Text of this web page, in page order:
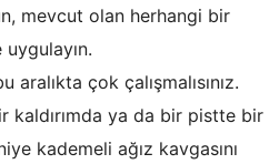
mevcut olan herhangi bir
çok çalışmalısınız.
kaldırımda ya da bir pistte bir
kademeli ağız kavgasını